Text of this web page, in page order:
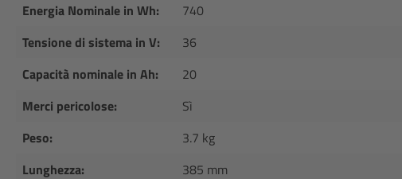
Energia Nominale in Wh:
740
Tensione di sistema in V:
36
Capacità nominale in Ah:
20
Merci pericolose:
Sì
Peso:
3.7 kg
Lunghezza:
385 mm